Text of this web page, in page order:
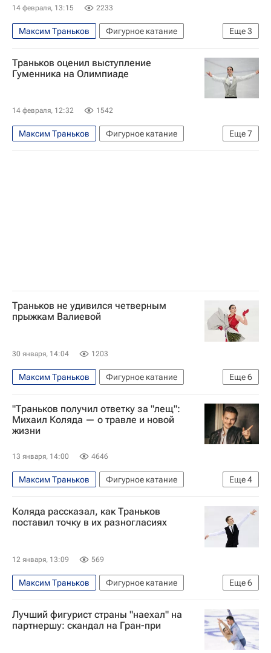
Владимир Морозов (плавание)
14 февраля, 13:15 2233
Еще3
Максим Траньков
Фигурное катание
Спорт
Михаил Шайдоров
Зимние Олимпийские игры 2026
Траньков оценил выступление
Гуменника на Олимпиаде
14 февраля, 12:32 1542
Еще7
Максим Траньков
Фигурное катание
Спорт
Россия Италия
Казахстан
Траньков не удивился четверным
прыжкам Валиевой
30 января, 14:04 1203
Еще6
Максим Траньков
Фигурное катание
Спорт
Россия
Москва
Камила Валиева
Марк Кондратюк
Макар Игнатов
"Траньков получил ответку за "лещ":
Михаил Коляда — о травле и новой
жизни
13 января, 14:00 4646
Еще4
Максим Траньков
Фигурное катание
Михаил Коляда
Егор Рухин
Авторы РИА Новости Спорт
Коляда рассказал, как Траньков
поставил точку в их разногласиях
12 января, 13:09 569
Еще6
Максим Траньков
Фигурное катание
Спорт
Михаил Коляда
Пхенчхан
Москва
Европа Мегаспорт
Лучший фигурист страны "наехал" на
партнершу: скандал на Гран-при